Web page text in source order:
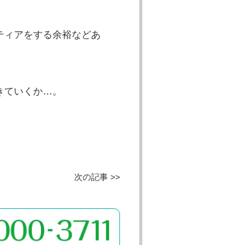
ィアをする余裕などあ
ていくか…。
次の記事 >>